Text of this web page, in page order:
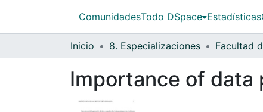
ComunidadesTodo DSpace Estadísticas
Inicio 8. Especializaciones
Importance of data